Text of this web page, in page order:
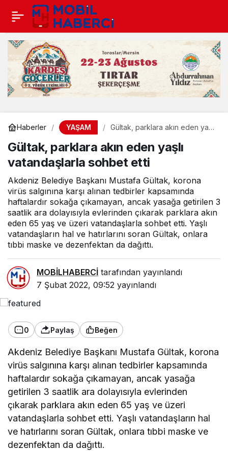
Haberler YAŞAM
Gültak, parklara akın eden yaşlı
Gültak, parklara akın eden yaşlı
vatandaşlarla sohbet etti
Akdeniz Belediye Başkanı Mustafa Gültak, korona
virüs salgınına karşı alınan tedbirler kapsamında
haftalardır sokağa çıkamayan, ancak yasağa getirilen 3
saatlik ara dolayısıyla evlerinden çıkarak parklara akın
eden 65 yaş ve üzeri vatandaşlarla sohbet etti. Yaşlı
vatandaşların hal ve hatırlarını soran Gültak, onlara
tıbbi maske ve dezenfektan da dağıttı.
MOBİLHABERCİ tarafından yayınlandı
7 Şubat 2022, 09:52 yayınlandı
0 Paylaş Beğen
Akdeniz Belediye Başkanı Mustafa Gültak, korona
virüs salgınına karşı alınan tedbirler kapsamında
haftalardır sokağa çıkamayan, ancak yasağa
getirilen 3 saatlik ara dolayısıyla evlerinden
çıkarak parklara akın eden 65 yaş ve üzeri
vatandaşlarla sohbet etti. Yaşlı vatandaşların hal
ve hatırlarını soran Gültak, onlara tıbbi maske ve
dezenfektan da dağıttı.